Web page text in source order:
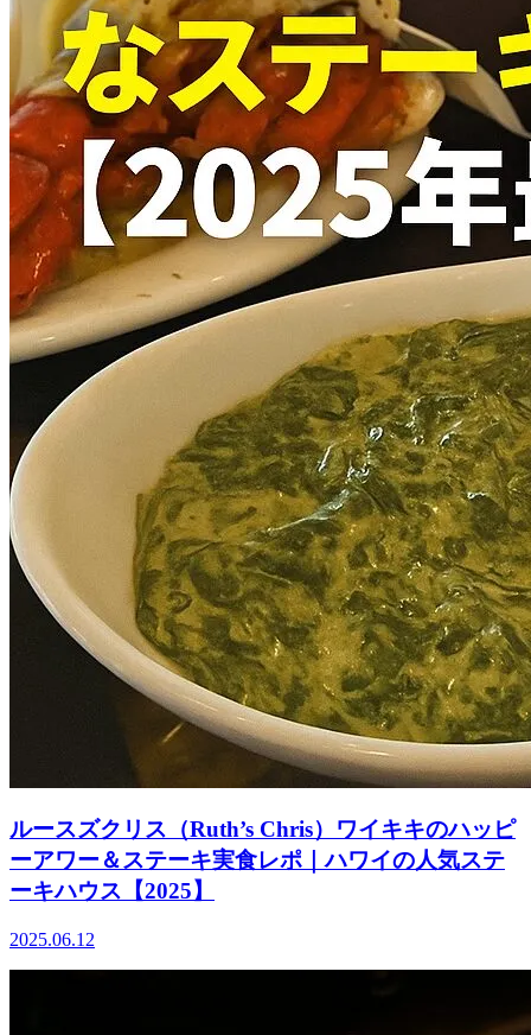
ルースズクリス（Ruth’s Chris）ワイキキのハッピ
ーアワー＆ステーキ実食レポ｜ハワイの人気ステ
ーキハウス【2025】
2025.06.12